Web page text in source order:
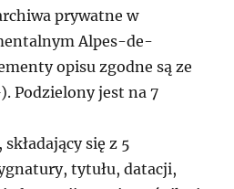
prywatne w
Alpes-de-
opisu zgodne są ze
Podzielony jest na 7
się z 5
tytułu, datacji,